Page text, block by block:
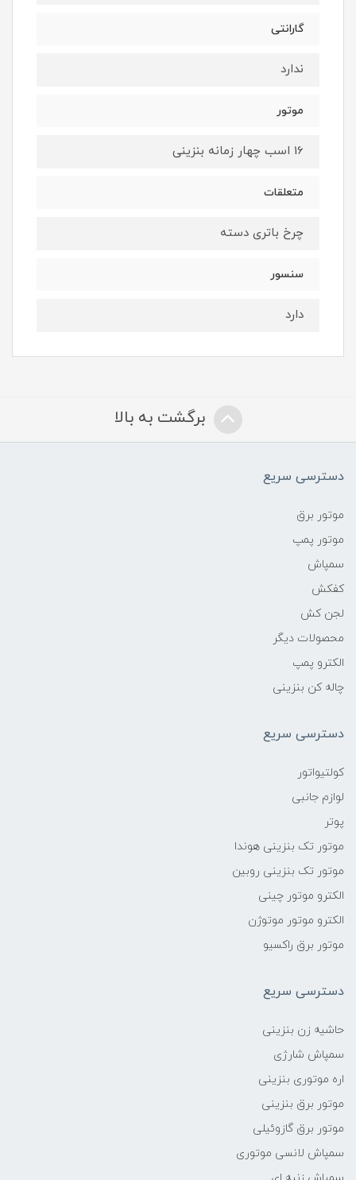
گارانتی
ندارد
موتور
16 اسب چهار زمانه بنزینی
متعلقات
چرخ باتری دسته
سنسور
دارد
برگشت به بالا
دسترسی سریع
موتور برق
موتور پمپ
سمپاش
کفکش
لجن کش
محصولات دیگر
الکترو پمپ
چاله کن بنزینی
دسترسی سریع
کولتیواتور
لوازم جانبی
پوتر
موتور تک بنزینی هوندا
موتور تک بنزینی روبین
الکترو موتور چینی
الکترو موتور موتوژن
موتور برق راکسیو
دسترسی سریع
حاشیه زن بنزینی
سمپاش شارژی
اره موتوری بنزینی
موتور برق بنزینی
موتور برق گازوئیلی
سمپاش لانسی موتوری